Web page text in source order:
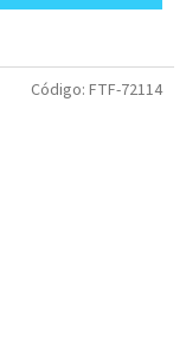
Código: FTF-72114